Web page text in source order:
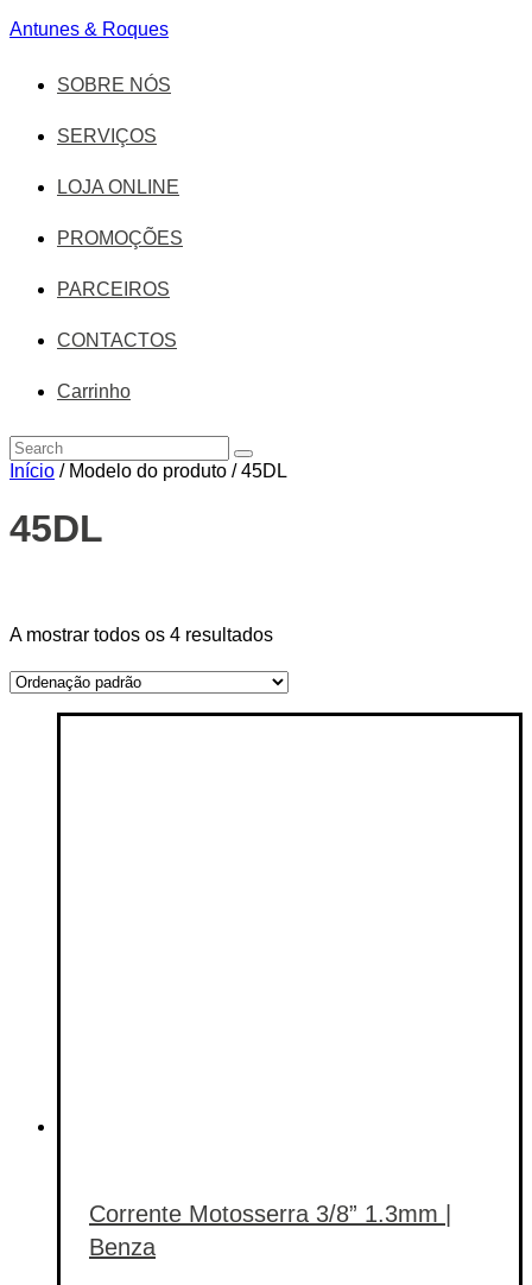
Antunes & Roques
SOBRE NÓS
SERVIÇOS
LOJA ONLINE
PROMOÇÕES
PARCEIROS
CONTACTOS
Carrinho
Início / Modelo do produto / 45DL
45DL
On sale(14)
A mostrar todos os 4 resultados
Corrente Motosserra 3/8” 1.3mm |
Benza